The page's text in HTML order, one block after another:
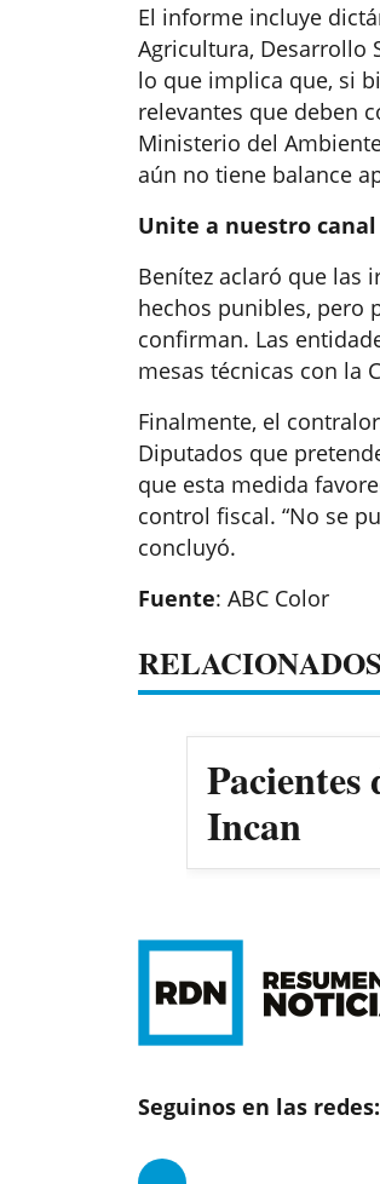
El informe incluye
Agricultura, Desarrollo
lo que implica que, si
relevantes que deben
Ministerio del
aún no tiene balance
Unite a nuestro canal
Benítez aclaró que las
hechos punibles, pero
confirman. Las
mesas técnicas con la
Finalmente, el
Diputados que
que esta medida
control fiscal. “No se
concluyó.
Fuente: ABC Color
RELACIONADOS
Incan
Seguinos en las redes: